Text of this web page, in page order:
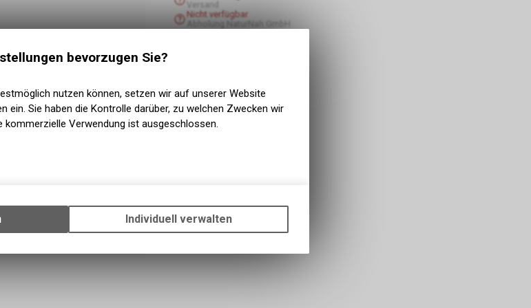
Versand
Nicht verfügbar
Abholung NaturNah GmbH
bevorzugen Sie?
nutzen können, setzen wir auf unserer Website
ein. Sie haben die Kontrolle darüber, zu welchen Zwecken wir
kommerzielle Verwendung ist ausgeschlossen.
grundlegenden Funktionen unseres Online-Angebots, wie die
zu ermöglichen. Bitte beachten Sie, dass die
Individuell verwalten